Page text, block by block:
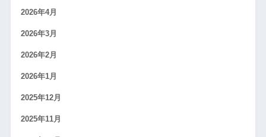
2026年4月
2026年3月
2026年2月
2026年1月
2025年12月
2025年11月